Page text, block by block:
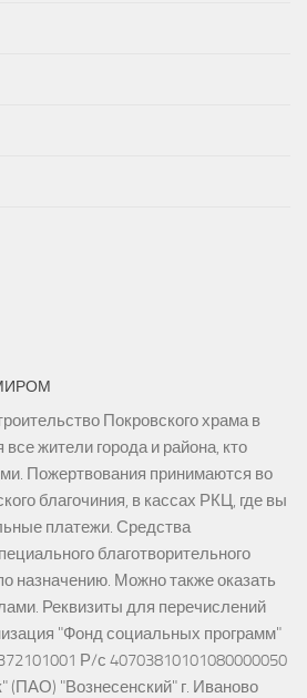
Покровского храма в
жители города и района, кто
Пожертвования принимаются во
благочиния, в кассах РКЦ, где вы
платежи. Средства
благотворительного
назначению. Можно также оказать
Реквизиты для перечислений
"Фонд социальных программ"
Р/с 40703810101080000050
(ПАО) "Вознесенский" г. Иваново